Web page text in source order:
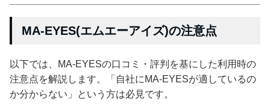
MA-EYES(エムエーアイズ)の注意点
以下では、MA-EYESの口コミ・評判を基にした利用時の
注意点を解説します。「自社にMA-EYESが適しているの
か分からない」という方は必見です。